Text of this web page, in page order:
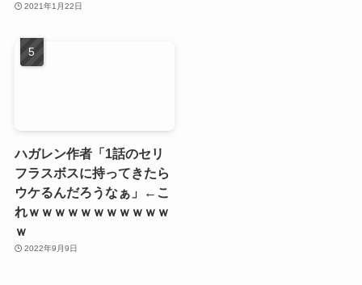
2021年1月22日
ハガレン作者「1話のセリ
フラスボスに持ってきたら
ウケるんだろうなぁ」←こ
れｗｗｗｗｗｗｗｗｗｗｗ
ｗ
2022年9月9日